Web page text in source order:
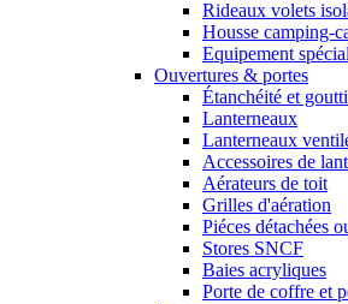
Rideaux volets
Housse camping-
Equipement
Ouvertures & portes
Étanchéité et
Lanterneaux
Lanterneaux
Accessoires de
Aérateurs de toit
Grilles d'aération
Piéces détachées
Stores SNCF
Baies acryliques
Porte de coffre et